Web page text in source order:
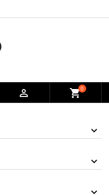
 shopping_cart0